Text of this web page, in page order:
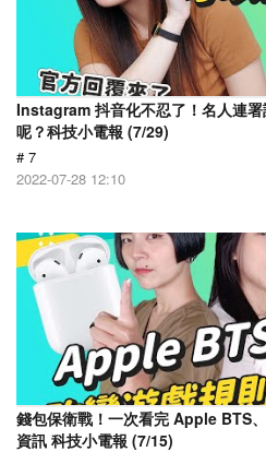
Instagram 抖音化不忍了！名人連
呢？科技小電報 (7/29)
# 7
2022-07-28 12:10
錢包保衛戰！一次看完 Apple BTS
資訊 科技小電報 (7/15)